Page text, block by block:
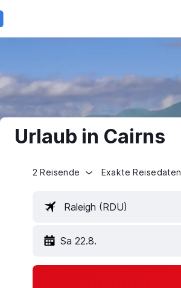
Urlaub in Cairns
2 Reisende Exakte Reisedaten
Raleigh (RDU)
Sa 22.8.